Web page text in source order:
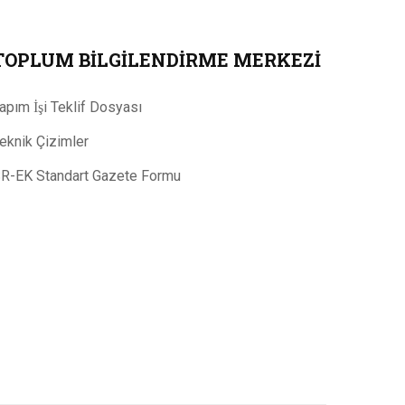
BILGILENDIRME MERKEZI
İşi Teklif Dosyası
Çizimler
EK Standart Gazete Formu